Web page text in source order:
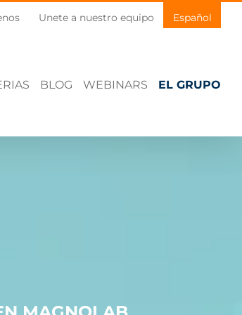
Unete a nuestro equipo Español
BLOG WEBINARS EL GRUPO